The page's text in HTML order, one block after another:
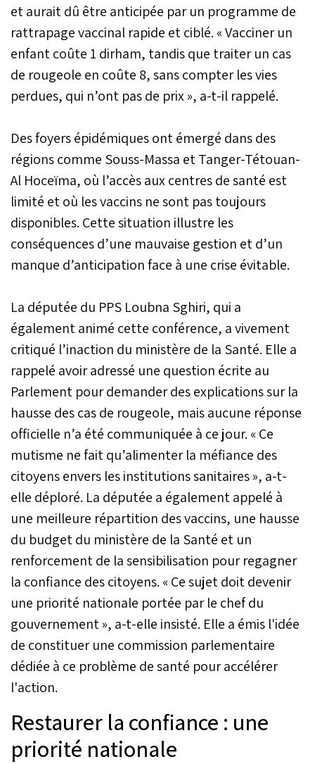
et aurait dû être anticipée par un programme de
rattrapage vaccinal rapide et ciblé. « Vacciner un
enfant coûte 1 dirham, tandis que traiter un cas
de rougeole en coûte 8, sans compter les vies
perdues, qui n’ont pas de prix », a-t-il rappelé.
Des foyers épidémiques ont émergé dans des
régions comme Souss-Massa et Tanger-Tétouan-
Al Hoceïma, où l’accès aux centres de santé est
limité et où les vaccins ne sont pas toujours
disponibles. Cette situation illustre les
conséquences d’une mauvaise gestion et d’un
manque d’anticipation face à une crise évitable.
La députée du PPS Loubna Sghiri, qui a
également animé cette conférence, a vivement
critiqué l’inaction du ministère de la Santé. Elle a
rappelé avoir adressé une question écrite au
Parlement pour demander des explications sur la
hausse des cas de rougeole, mais aucune réponse
officielle n’a été communiquée à ce jour. « Ce
mutisme ne fait qu’alimenter la méfiance des
citoyens envers les institutions sanitaires », a-t-
elle déploré. La députée a également appelé à
une meilleure répartition des vaccins, une hausse
du budget du ministère de la Santé et un
renforcement de la sensibilisation pour regagner
la confiance des citoyens. « Ce sujet doit devenir
une priorité nationale portée par le chef du
gouvernement », a-t-elle insisté. Elle a émis l'idée
de constituer une commission parlementaire
dédiée à ce problème de santé pour accélérer
l'action.
Restaurer la confiance : une
priorité nationale